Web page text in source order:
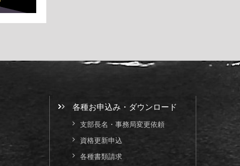
各種お申込み・ダウンロード
支部長名・事務局変更依頼
資格更新申込
各種書類請求